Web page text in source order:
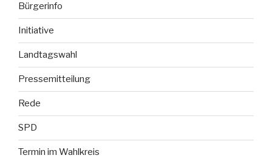
Bürgerinfo
Initiative
Landtagswahl
Pressemitteilung
Rede
SPD
Termin im Wahlkreis